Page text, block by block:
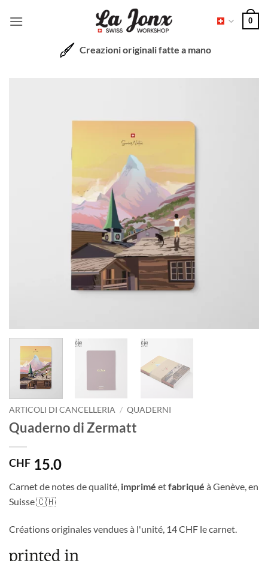
0
Creazioni originali fatte a mano
ARTICOLI DI CANCELLERIA / QUADERNI
Quaderno di Zermatt
CHF 15.0
Carnet de notes de qualité, imprimé etfabriqué à Genève, en
Suisse 🇨🇭
Créations originales vendues à l'unité, 14 CHF le carnet.